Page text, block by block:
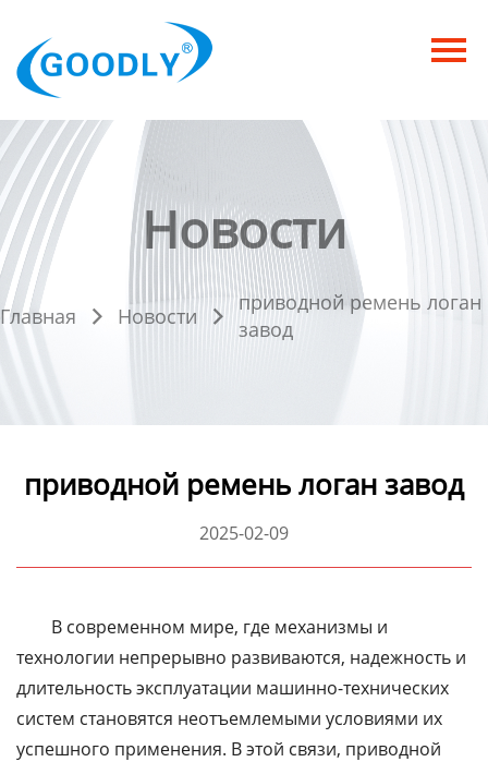
Продукция
ОТРАСЛИ
Категория
Новости
Контакты
Новости
Главная  Новости 
приводной ремень логан
завод
приводной ремень логан завод
2025-02-09
В современном мире, где механизмы и
технологии непрерывно развиваются, надежность и
длительность эксплуатации машинно-технических
систем становятся неотъемлемыми условиями их
успешного применения. В этой связи, приводной